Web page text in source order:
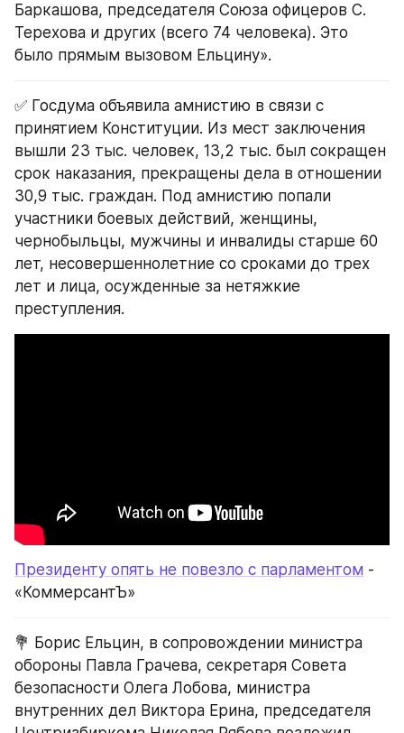
Баркашова, председателя Союза офицеров С.
Терехова и других (всего 74 человека). Это
было прямым вызовом Ельцину».
✅ Госдума объявила амнистию в связи с
принятием Конституции. Из мест заключения
вышли 23 тыс. человек, 13,2 тыс. был сокращен
срок наказания, прекращены дела в отношении
30,9 тыс. граждан. Под амнистию попали
участники боевых действий, женщины,
чернобыльцы, мужчины и инвалиды старше 60
лет, несовершеннолетние со сроками до трех
лет и лица, осужденные за нетяжкие
преступления.
Президенту опять не повезло с парламентом -
«КоммерсантЪ»
💐 Борис Ельцин, в сопровождении министра
обороны Павла Грачева, секретаря Совета
безопасности Олега Лобова, министра
внутренних дел Виктора Ерина, председателя